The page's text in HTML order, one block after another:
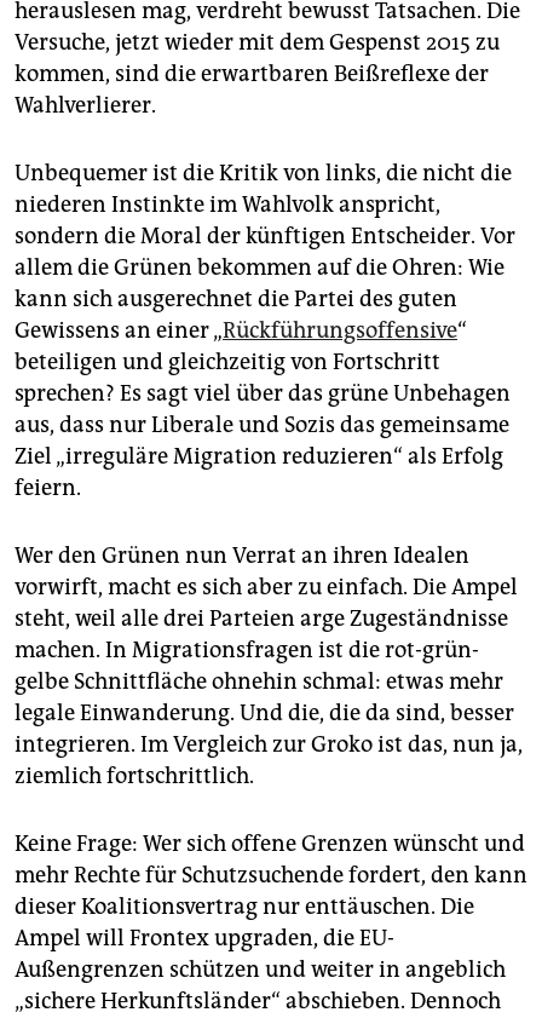
herauslesen mag, verdreht bewusst Tatsachen. Die
Versuche, jetzt wieder mit dem Gespenst 2015 zu
kommen, sind die erwartbaren Beißreflexe der
Wahlverlierer.
Unbequemer ist die Kritik von links, die nicht die
niederen Instinkte im Wahlvolk anspricht,
sondern die Moral der künftigen Entscheider. Vor
allem die Grünen bekommen auf die Ohren: Wie
kann sich ausgerechnet die Partei des guten
Gewissens an einer „Rückführungsoffensive“
beteiligen und gleichzeitig von Fortschritt
sprechen? Es sagt viel über das grüne Unbehagen
aus, dass nur Liberale und Sozis das gemeinsame
Ziel „irreguläre Migration reduzieren“ als Erfolg
feiern.
Wer den Grünen nun Verrat an ihren Idealen
vorwirft, macht es sich aber zu einfach. Die Ampel
steht, weil alle drei Parteien arge Zugeständnisse
machen. In Migrationsfragen ist die rot-grün-
gelbe Schnittfläche ohnehin schmal: etwas mehr
legale Einwanderung. Und die, die da sind, besser
integrieren. Im Vergleich zur Groko ist das, nun ja,
ziemlich fortschrittlich.
Keine Frage: Wer sich offene Grenzen wünscht und
mehr Rechte für Schutzsuchende fordert, den kann
dieser Koalitions­vertrag nur enttäuschen. Die
Ampel will Frontex upgraden, die EU-
Außengrenzen schützen und weiter in angeblich
„sichere Herkunftsländer“ abschieben. Dennoch